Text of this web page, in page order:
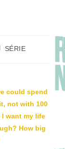
SÉRIE
could spend
not with 100
want my life
How big